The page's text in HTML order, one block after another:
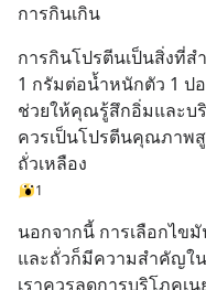
การกินเกิน
การกินโปรตีนเป็นสิ่งที่
1 กรัมต่อน้ำหนักตัว 1 ป
ช่วยให้คุณรู้สึกอิ่มและบ
ควรเป็นโปรตีนคุณภาพ
ถั่วเหลือง
1
นอกจากนี้ การเลือกไข
และถั่วก็มีความสำคัญใ
เราควรลดการบริโภคเ